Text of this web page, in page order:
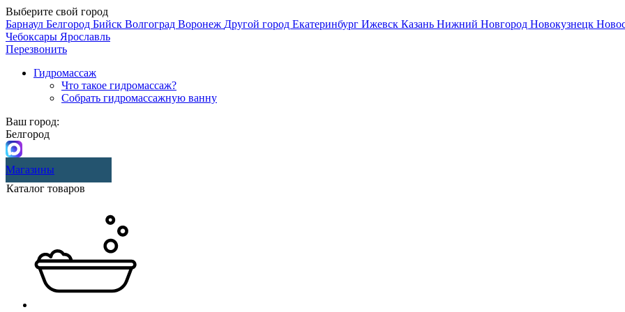
Выберите свой город
Барнаул Белгород Бийск Волгоград Воронеж Другой город Екатеринбург Ижевск Казань Нижний Новгород Новокузнецк
Чебоксары Ярославль
Перезвонить
Гидромассаж
Что такое гидромассаж?
Собрать гидромассажную ванну
Ваш город:
Белгород
Магазины
Каталог товаров